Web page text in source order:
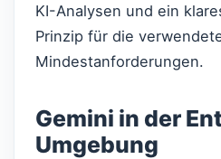
KI-Analysen und ein
Prinzip für die
Mindestanforderungen.
Gemini in der
Umgebung